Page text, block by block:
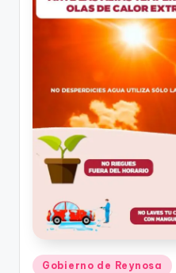
Publicado
Gobierno de Reynosa